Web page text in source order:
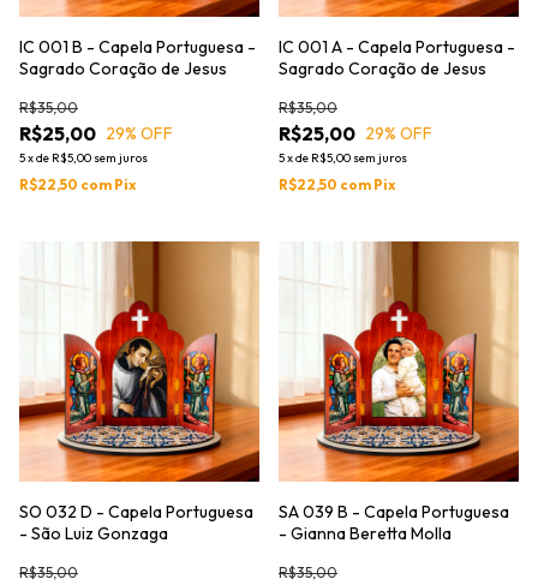
IC 001 B - Capela Portuguesa -
Sagrado Coração de Jesus
R$25,00
R$35,00
29% OFF
5xde R$5,00 sem juros
R$22,50 com Pix
IC 001 A - Capela Portuguesa -
Sagrado Coração de Jesus
R$25,00
R$35,00
29% OFF
5xde R$5,00 sem juros
R$22,50 com Pix
SO 032 D - Capela Portuguesa
- São Luiz Gonzaga
R$35,00
SA 039 B - Capela Portuguesa
- Gianna Beretta Molla
R$35,00